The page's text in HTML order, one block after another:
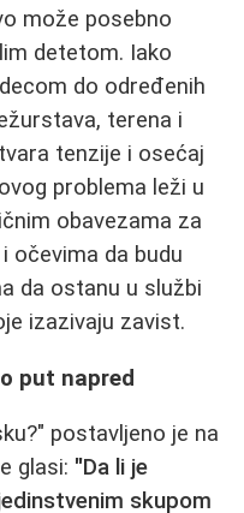
može posebno
detetom. Iako
do određenih
terena i
tenzije i osećaj
problema leži u
obavezama za
očevima da budu
da ostanu u službi
izazivaju zavist.
put napred
postavljeno je na
glasi: "Da li je
skupom